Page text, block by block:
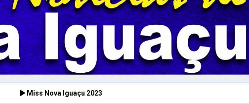
Miss Nova Iguaçu 2023